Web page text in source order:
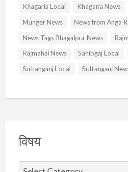
Khagaria Local
Khagaria News
Munger News
News from Anga
News Tags Bhagalpur News
Rajmahal News
Sahibgaj Local
Sultanganj Local
Sultanganj
विषय